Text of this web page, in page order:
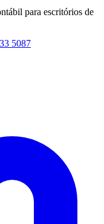
para escritórios de
5087